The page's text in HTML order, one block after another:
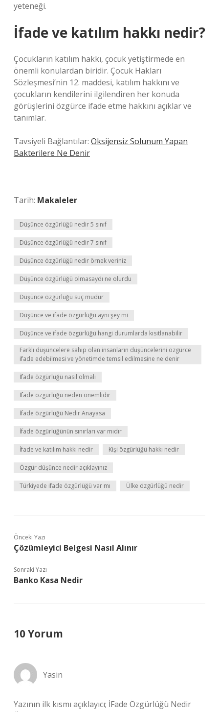
yeteneği.
İfade ve katılım hakkı nedir?
Çocukların katılım hakkı, çocuk yetiştirmede en
önemli konulardan biridir. Çocuk Hakları
Sözleşmesi’nin 12. maddesi, katılım hakkını ve
çocukların kendilerini ilgilendiren her konuda
görüşlerini özgürce ifade etme hakkını açıklar ve
tanımlar.
Tavsiyeli Bağlantılar: Oksijensiz Solunum Yapan
Bakterilere Ne Denir
Tarih: Makaleler
Düşünce özgürlüğü nedir 5 sınıf
Düşünce özgürlüğü nedir 7 sınıf
Düşünce özgürlüğü nedir örnek veriniz
Düşünce özgürlüğü olmasaydı ne olurdu
Düşünce özgürlüğü suç mudur
Düşünce ve ifade özgürlüğü aynı şey mi
Düşünce ve ifade özgürlüğü hangi durumlarda kısıtlanabilir
Farklı düşüncelere sahip olan insanların düşüncelerini özgürce
ifade edebilmesi ve yönetimde temsil edilmesine ne denir
İfade özgürlüğü nasıl olmalı
İfade özgürlüğü neden önemlidir
İfade özgürlüğü Nedir Anayasa
İfade özgürlüğünün sınırları var mıdır
İfade ve katılım hakkı nedir Kişi özgürlüğü hakkı nedir
Özgür düşünce nedir açıklayınız
Türkiyede ifade özgürlüğü var mı Ülke özgürlüğü nedir
Önceki Yazı
Çözümleyici Belgesi Nasıl Alınır
Sonraki Yazı
Banko Kasa Nedir
10 Yorum
Yasin
Yazının ilk kısmı açıklayıcı; İFade Özgürlüğü Nedir